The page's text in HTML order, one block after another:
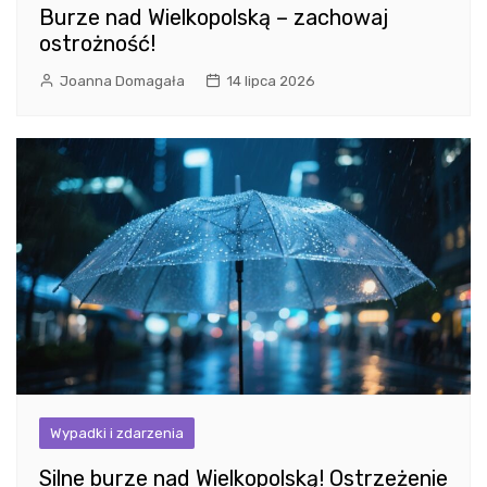
Burze nad Wielkopolską – zachowaj
ostrożność!
Joanna Domagała 14 lipca 2026
Wypadki i zdarzenia
Silne burze nad Wielkopolską! Ostrzeżenie